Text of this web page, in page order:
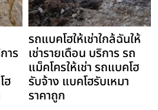
าร
ฮ
รถแบคโฮให้เช่าใกล้ฉันให้
เช่ารายเดือน บริการ รถ
แม็คโครให้เช่า รถแบคโฮ
รับจ้าง แบคโฮรับเหมา
ราคาถูก